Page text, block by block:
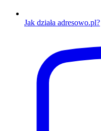
Jak działa adresowo.pl?